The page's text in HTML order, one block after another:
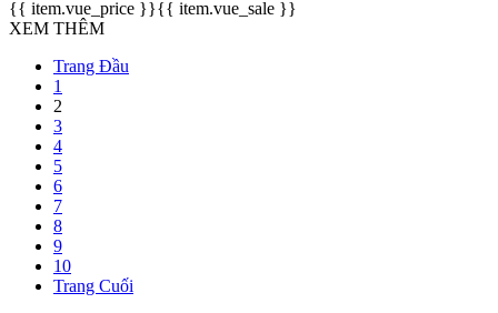
{{ item.vue_price }}{{ item.vue_sale }}
XEM THÊM
Trang Đầu
1
2
3
4
5
6
7
8
9
10
Trang Cuối